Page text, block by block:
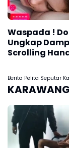
Waspada !
Ungkap
Scrolling
Terhadap
Otak
Berita Pelita Seputar
KARAWANG